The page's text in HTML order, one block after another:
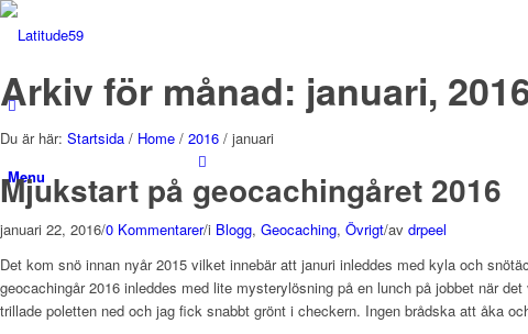
Menu
Arkiv för månad: januari,
Du är här: Startsida / Home / 2016 / januari
Mjukstart på geocachingåret 2016
januari 22, 2016/0 Kommentarer/i Blogg, Geocaching, Övrigt/av drpeel
Det kom snö innan nyår 2015 vilket innebär att januri inleddes med kyla och
geocachingår 2016 inleddes med lite mysterylösning på en lunch på jobbet när det
trillade poletten ned och jag fick snabbt grönt i checkern. Ingen brådska att åka